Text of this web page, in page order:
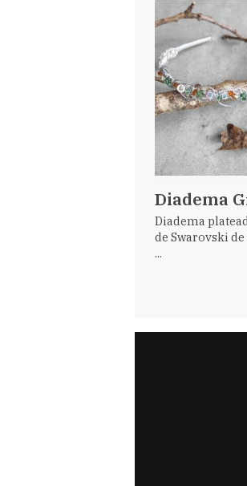
Diadema
Diadema
de Swarovski
...